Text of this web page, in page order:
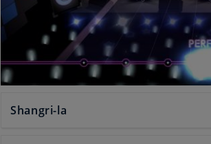
Shangri-la